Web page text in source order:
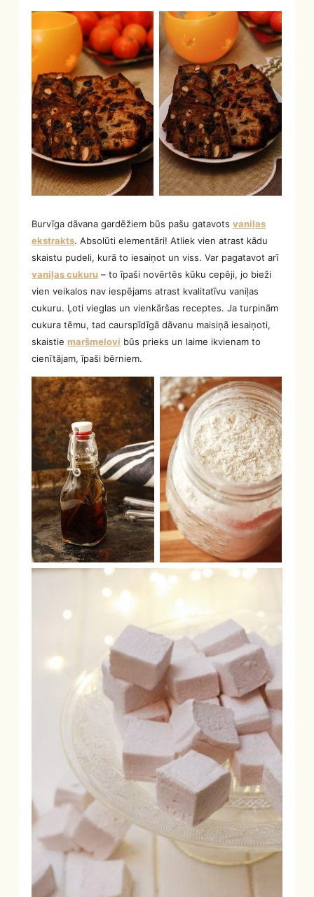
Burvīga dāvana gardēžiem būs pašu gatavotsvaniļas
ekstrakts. Absolūti elementāri! Atliek vien atrast kādu
skaistu pudeli, kurā to iesaiņot un viss. Var pagatavot arī
vaniļas cukuru – to īpaši novērtēs kūku cepēji, jo bieži
vien veikalos nav iespējams atrast kvalitatīvu vaniļas
cukuru. Ļoti vieglas un vienkāršas receptes. Ja turpinām
cukura tēmu, tad caurspīdīgā dāvanu maisiņā iesaiņoti,
skaistiemaršmelovi būs prieks un laime ikvienam to
cienītājam, īpaši bērniem.